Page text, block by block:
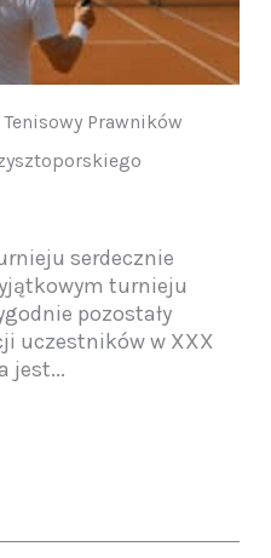
Prawników
serdecznie
turnieju
pozostały
uczestników w XXX
jest...